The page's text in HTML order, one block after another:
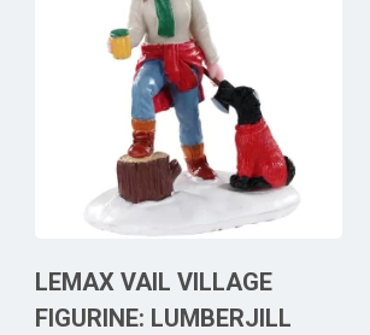
LEMAX VAIL VILLAGE
FIGURINE: LUMBERJILL